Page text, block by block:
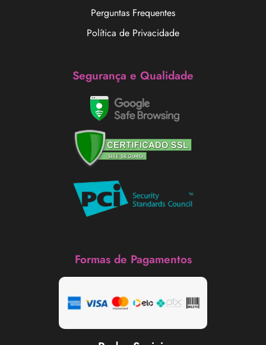
Perguntas Frequentes
Política de Privacidade
Segurança e Qualidade
Formas de Pagamentos